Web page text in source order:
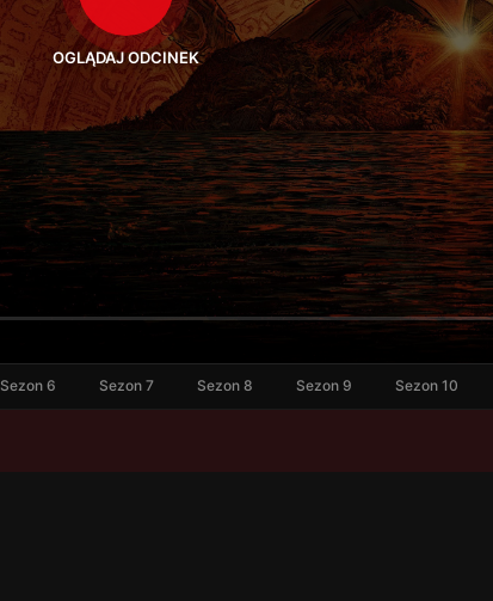
OGLĄDAJ ODCINEK
Sezon 6 Sezon 7 Sezon 8 Sezon 9 Sezon 10